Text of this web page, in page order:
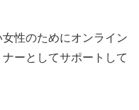
性のためにオンライン
ーとしてサポートして